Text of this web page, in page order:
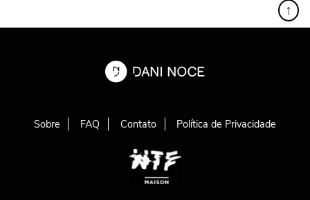
↑
Sobre FAQ Contato Política de Privacidade